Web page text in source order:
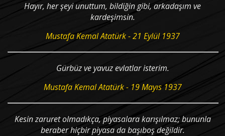
Hayır, her şeyi unuttum, bildiğin gibi, arkadaşım ve
kardeşimsin.
Mustafa Kemal Atatürk - 21 Eylül 1937
Gürbüz ve yavuz evlatlar isterim.
Mustafa Kemal Atatürk - 19 Mayıs 1937
Kesin zaruret olmadıkça, piyasalara karışılmaz; bununla
beraber hiçbir piyasa da başıboş değildir.